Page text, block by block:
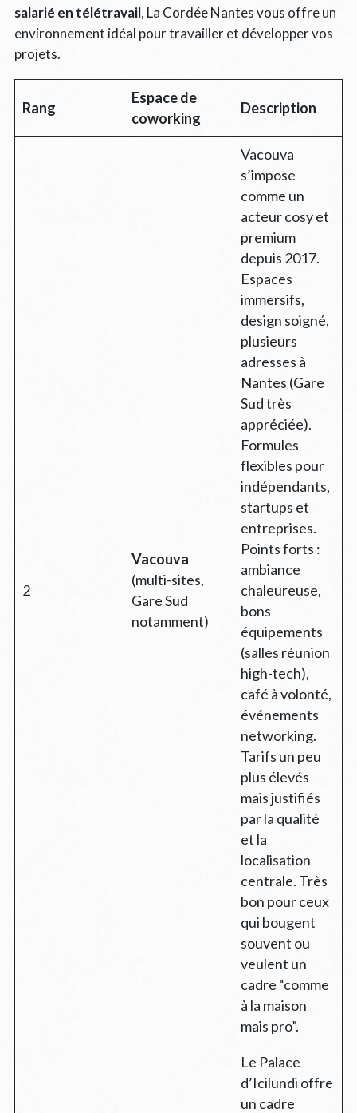
salarié en télétravail, La Cordée Nantes vous offre un
environnement idéal pour travailler et développer vos
projets.
Rang
Espace de
coworking
Description
2
Vacouva
(multi-sites,
Gare Sud
notamment)
Vacouva
s’impose
comme un
acteur cosy et
premium
depuis 2017.
Espaces
immersifs,
design soigné,
plusieurs
adresses à
Nantes (Gare
Sud très
appréciée).
Formules
flexibles pour
indépendants,
startups et
entreprises.
Points forts :
ambiance
chaleureuse,
bons
équipements
(salles réunion
high-tech),
café à volonté,
événements
networking.
Tarifs un peu
plus élevés
mais justifiés
par la qualité
et la
localisation
centrale. Très
bon pour ceux
qui bougent
souvent ou
veulent un
cadre “comme
à la maison
mais pro”.
Le Palace
d’Icilundi offre
un cadre